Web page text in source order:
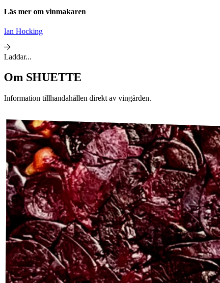
Läs mer om vinmakaren
Ian Hocking
Laddar...
Om SHUETTE
Information tillhandahållen direkt av vingården.